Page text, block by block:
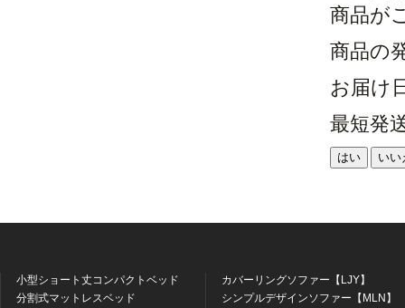
商品が
商品の
お届け
最短発
はい いい
小型ショート丈コンパクトベッド
分割式マットレスベッド
カバーリングソファー【LJY】
シンプルデザインソファー【MLN】